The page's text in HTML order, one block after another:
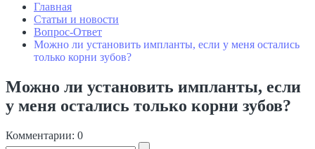
Главная
Статьи и новости
Вопрос-Ответ
Можно ли установить импланты, если у меня остались
только корни зубов?
Можно ли установить импланты, если
у меня остались только корни зубов?
Комментарии: 0